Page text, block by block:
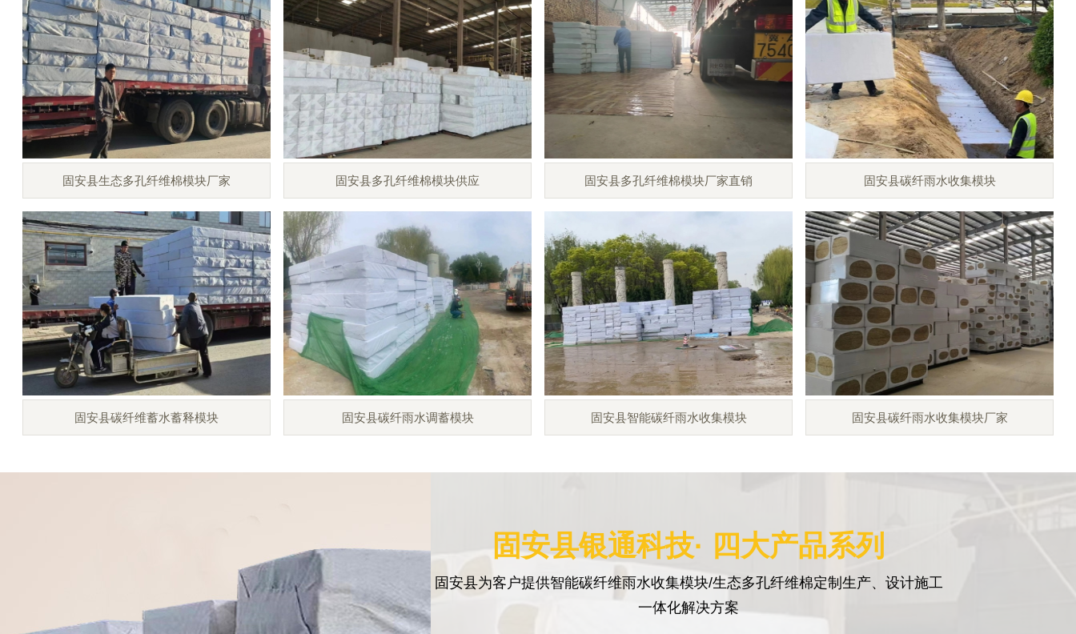
固安县生态多孔纤维棉模块厂家 固安县多孔纤维棉模块供应 固安县多孔纤维棉模块厂家直销 固安县碳纤雨水收集模块
固安县碳纤维蓄水蓄释模块 固安县碳纤雨水调蓄模块 固安县智能碳纤雨水收集模块 固安县碳纤雨水收集模块厂家
固安县银通科技· 四大产品系列
固安县为客户提供智能碳纤维雨水收集模块/生态多孔纤维棉定制生产、设计施工
一体化解决方案